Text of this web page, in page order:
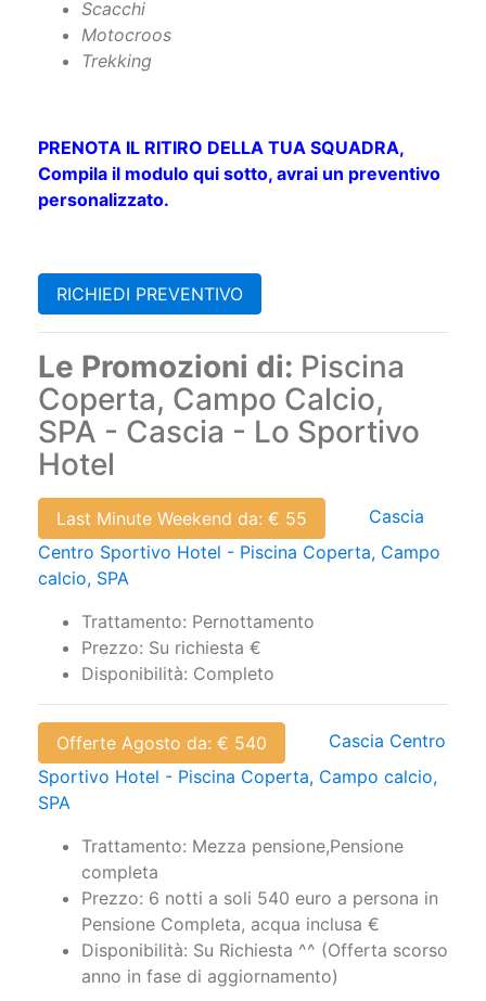
Scacchi
Motocroos
Trekking
PRENOTA IL RITIRO DELLA TUA SQUADRA,
Compila il modulo qui sotto, avrai un preventivo
personalizzato.
RICHIEDI PREVENTIVO
Le Promozioni di: Piscina
Coperta, Campo Calcio,
SPA - Cascia - Lo Sportivo
Hotel
Last Minute Weekend da: € 55
Cascia
Centro Sportivo Hotel - Piscina Coperta, Campo
calcio, SPA
Trattamento: Pernottamento
Prezzo: Su richiesta €
Disponibilità: Completo
Offerte Agosto da: € 540
Cascia Centro
Sportivo Hotel - Piscina Coperta, Campo calcio,
SPA
Trattamento: Mezza pensione,Pensione
completa
Prezzo: 6 notti a soli 540 euro a persona in
Pensione Completa, acqua inclusa €
Disponibilità: Su Richiesta ^^ (Offerta scorso
anno in fase di aggiornamento)